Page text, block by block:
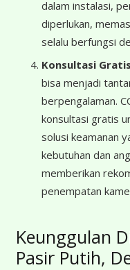
dalam instalasi,
diperlukan,
selalu berfungsi
Konsultasi
bisa menjadi
berpengalaman.
konsultasi gratis
solusi keamanan
kebutuhan dan
memberikan
penempatan
Keunggulan
Pasir Putih,